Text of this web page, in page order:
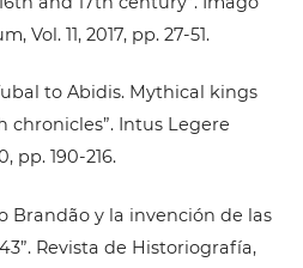
Vol. 11, 2017, pp. 27-51.
to Abidis. Mythical kings
chronicles”. Intus Legere
pp. 190-216.
Brandão y la invención de las
Revista de Historiografía,